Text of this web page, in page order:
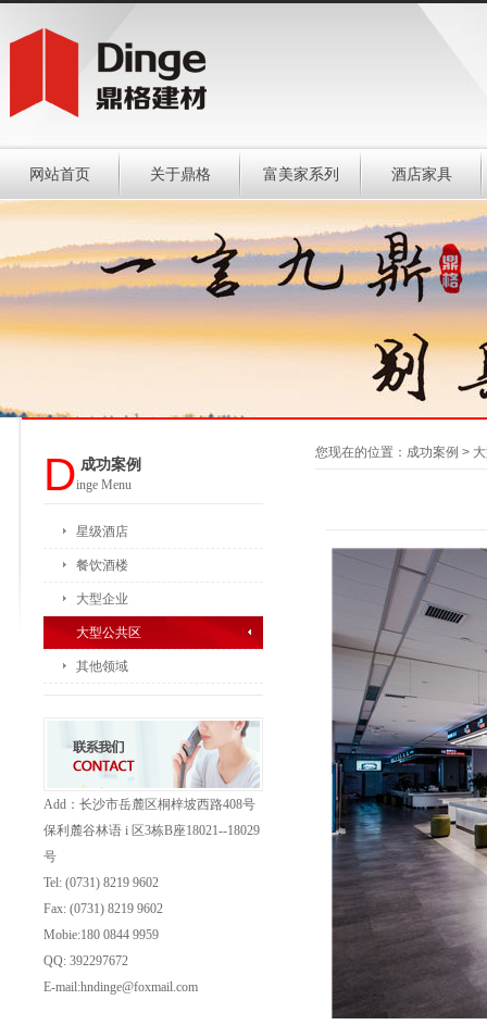
网站首页 关于鼎格 富美家系列 酒店家具
D 成功案例
inge Menu
星级酒店
餐饮酒楼
大型企业
大型公共区
其他领域
Add：长沙市岳麓区桐梓坡西路408号
保利麓谷林语 i 区3栋B座18021--18029
号
Tel: (0731) 8219 9602
Fax: (0731) 8219 9602
Mobie:180 0844 9959
QQ: 392297672
E-mail:hndinge@foxmail.com
您现在的位置：成功案例 >